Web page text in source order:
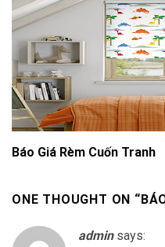
Báo Giá Rèm Cuốn Tranh
ONE THOUGHT ON “
admin says: